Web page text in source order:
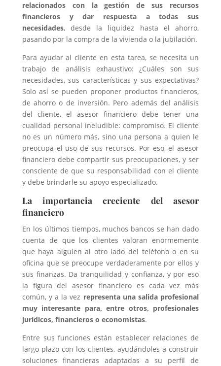
relacionados con la gestión de sus recursos
financieros y dar respuesta a todas sus
necesidades, desde la liquidez hasta el ahorro,
pasando por la compra de la vivienda o la jubilación.
Para ayudar al cliente en esta tarea, se necesita un
trabajo de análisis exhaustivo: ¿Cuáles son sus
necesidades, sus características y sus expectativas?
Solo así se pueden proponer productos financieros,
de ahorro o de inversión. Pero además del análisis
del cliente, el asesor financiero debe tener una
cualidad personal ineludible: compromiso. El cliente
no es un número más, sino una persona a quien le
preocupa el uso de sus recursos. Por eso, el asesor
financiero debe compartir sus preocupaciones, y ser
consciente de que su responsabilidad con el cliente
y debe brindarle su apoyo especializado.
La importancia creciente del asesor
financiero
En los últimos tiempos, muchos bancos se han dado
cuenta de que los clientes valoran enormemente
que haya alguien al otro lado del teléfono o en su
oficina que se preocupe verdaderamente por ellos y
sus finanzas. Da tranquilidad y confianza, y por eso
la figura del asesor financiero es cada vez más
común, y a la vez representa una salida profesional
muy interesante para, entre otros, profesionales
jurídicos, financieros o economistas.
Entre sus funciones están establecer relaciones de
largo plazo con los clientes, ayudándoles a construir
soluciones financieras adaptadas a su perfil de